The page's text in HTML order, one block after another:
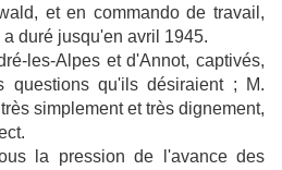
et en commando de travail,
duré jusqu'en avril 1945.
les-Alpes et d'Annot, captivés,
questions qu'ils désiraient ; M.
simplement et très dignement,
la pression de l'avance des